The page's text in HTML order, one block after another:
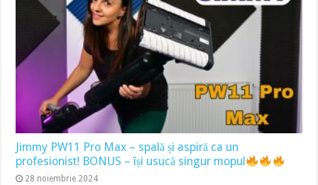
Jimmy PW11 Pro Max – spală și aspiră ca un
profesionist! BONUS – își usucă singur mopul
28 noiembrie 2024